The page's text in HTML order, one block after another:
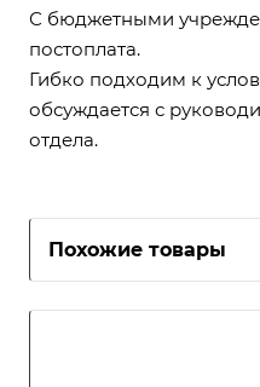
С бюджетными
постоплата.
Гибко подходим к
обсуждается с
отдела.
Похожие товары